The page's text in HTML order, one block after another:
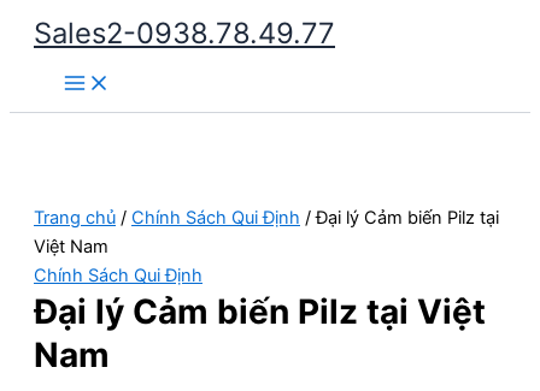
Nhảy
dung
Sales2-0938.78.49.77
Main
Menu
Trang chủ / Chính Sách Qui Định / Đại lý Cảm biến Pilz tại
Việt Nam
Chính Sách Qui Định
Đại lý Cảm biến Pilz tại Việt
Nam